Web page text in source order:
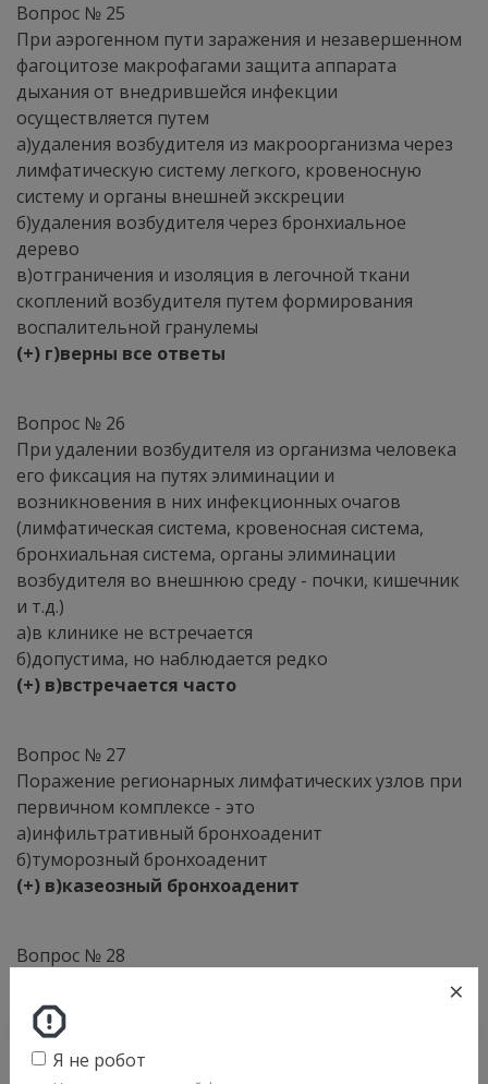
Вопрос № 25
При аэрогенном пути заражения и незавершенном
фагоцитозе макрофагами защита аппарата
дыхания от внедрившейся инфекции
осуществляется путем
а)удаления возбудителя из макроорганизма через
лимфатическую систему легкого, кровеносную
систему и органы внешней экскреции
б)удаления возбудителя через бронхиальное
дерево
в)отграничения и изоляция в легочной ткани
скоплений возбудителя путем формирования
воспалительной гранулемы
(+) г)верны все ответы
Вопрос № 26
При удалении возбудителя из организма человека
его фиксация на путях элиминации и
возникновения в них инфекционных очагов
(лимфатическая система, кровеносная система,
бронхиальная система, органы элиминации
возбудителя во внешнюю среду - почки, кишечник
и т.д.)
а)в клинике не встречается
б)допустима, но наблюдается редко
(+) в)встречается часто
Вопрос № 27
Поражение регионарных лимфатических узлов при
первичном комплексе - это
а)инфильтративный бронхоаденит
б)туморозный бронхоаденит
(+) в)казеозный бронхоаденит
Вопрос № 28
(+) а)бактерий
б)грибов
в)простейших
×
Я не робот